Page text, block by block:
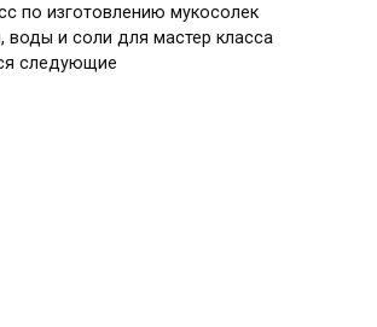
по изготовлению мукосолек
воды и соли для мастер класса
следующие